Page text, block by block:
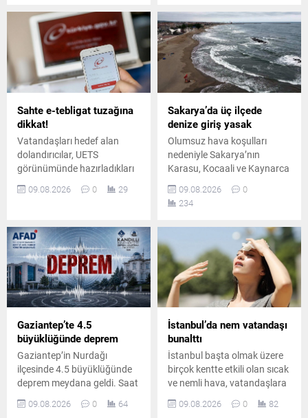
öğrenilirken, kaza anı
kameraya yansıdı.
çekerek önemli
değerlendirmelerde bulundu.
Sahte e-tebligat tuzağına
dikkat!
Vatandaşları hedef alan
dolandırıcılar, UETS
görünümünde hazırladıkları
bilgilerini ele geçirmeye
09.08.2026 0 29
Sakarya’da üç ilçede
denize giriş yasak
Olumsuz hava koşulları
nedeniyle Sakarya’nın
Karasu, Kocaali ve Kaynarca
yasaklandı. Yetkililer,
vatandaşları denize
09.08.2026
0
234
Gaziantep’te 4.5
büyüklüğünde deprem
Gaziantep’in Nurdağı
ilçesinde 4.5 büyüklüğünde
deprem meydana geldi. Saat
03.42’de gerçekleşen sarsıntı
çevre illerde de hissedilirken,
09.08.2026 0 64
İstanbul’da nem vatandaşı
bunalttı
İstanbul başta olmak üzere
birçok kentte etkili olan sıcak
ve nemli hava, vatandaşlara
zor anlar yaşattı. İstanbul’da
gece saatlerinde nem oranı
09.08.2026 0 82